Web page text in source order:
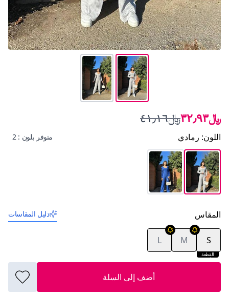
﷼٣٢٫٩٣ ﷼٤١٫١٦
اللون: رمادي متوفر بلون : 2
المقاس دليل المقاسات
القطعة
S
M
L
أضف إلى السلة